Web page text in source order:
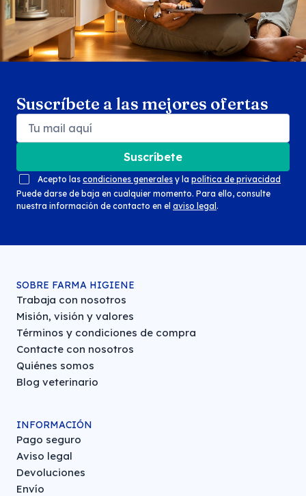
Suscríbete a las mejores ofertas
Suscríbete
Acepto las condiciones generales y la política de privacidad
Puede darse de baja en cualquier momento. Para ello, consulte
nuestra información de contacto en el aviso legal .
SOBRE FARMA HIGIENE
Trabaja con nosotros
Misión, visión y valores
Términos y condiciones de compra
Contacte con nosotros
Quiénes somos
Blog veterinario
INFORMACIÓN
Pago seguro
Aviso legal
Devoluciones
Envío